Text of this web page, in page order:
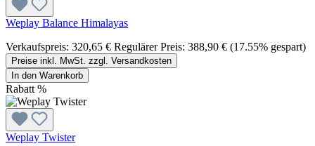
Weplay Balance Himalayas
Verkaufspreis: 320,65 € Regulärer Preis: 388,90 € (17.55% gespart)
Preise inkl. MwSt. zzgl. Versandkosten
In den Warenkorb
Rabatt %
Weplay Twister